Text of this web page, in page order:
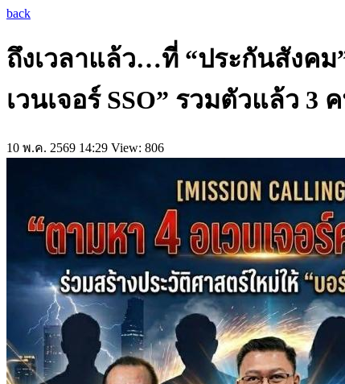
back
ถึงเวลาแล้ว…ที่ “ประกันสังค
เวนเจอร์ SSO” รวมตัวแล้ว 3
10 พ.ค. 2569 14:29 View: 806